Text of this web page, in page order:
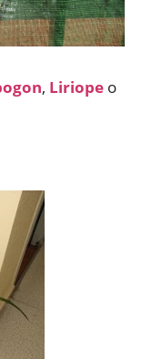
, Liriope o